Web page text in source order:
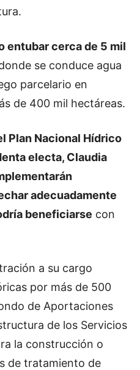
entubar cerca de 5 mil
se conduce agua
parcelario en
de 400 mil hectáreas.
Plan Nacional Hídrico
electa, Claudia
adecuadamente
beneficiarse con
a su cargo
por más de 500
de Aportaciones
de los Servicios
la construcción o
de tratamiento de